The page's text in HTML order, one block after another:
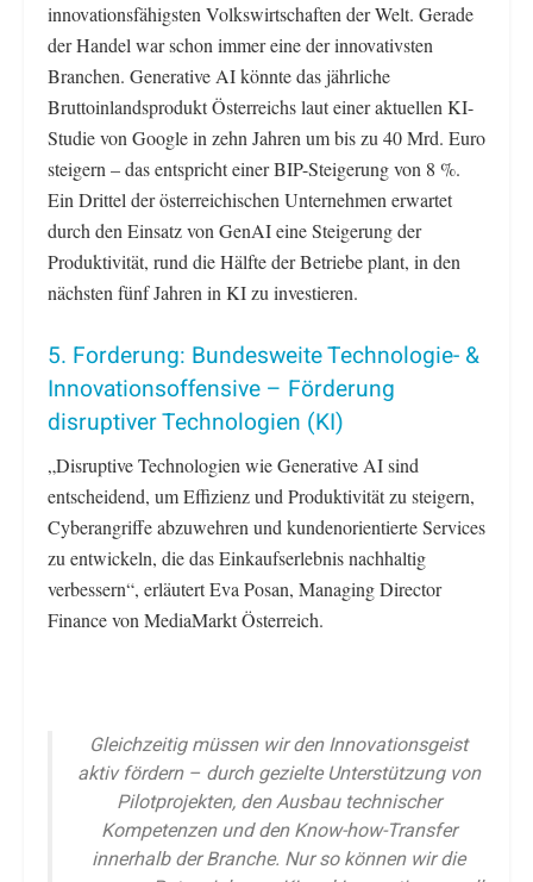
innovationsfähigsten Volkswirtschaften der Welt. Gerade
der Handel war schon immer eine der innovativsten
Branchen. Generative AI könnte das jährliche
Bruttoinlandsprodukt Österreichs laut einer aktuellen KI-
Studie von Google in zehn Jahren um bis zu 40 Mrd. Euro
steigern – das entspricht einer BIP-Steigerung von 8 %.
Ein Drittel der österreichischen Unternehmen erwartet
durch den Einsatz von GenAI eine Steigerung der
Produktivität, rund die Hälfte der Betriebe plant, in den
nächsten fünf Jahren in KI zu investieren.
5. Forderung: Bundesweite Technologie- &
Innovationsoffensive – Förderung
disruptiver Technologien (KI)
„Disruptive Technologien wie Generative AI sind
entscheidend, um Effizienz und Produktivität zu steigern,
Cyberangriffe abzuwehren und kundenorientierte Services
zu entwickeln, die das Einkaufserlebnis nachhaltig
verbessern“, erläutert Eva Posan, Managing Director
Finance von MediaMarkt Österreich.
Gleichzeitig müssen wir den Innovationsgeist
aktiv fördern – durch gezielte Unterstützung von
Pilotprojekten, den Ausbau technischer
Kompetenzen und den Know-how-Transfer
innerhalb der Branche. Nur so können wir die